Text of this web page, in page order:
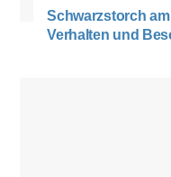
Schwarzstorch
Verhalten und